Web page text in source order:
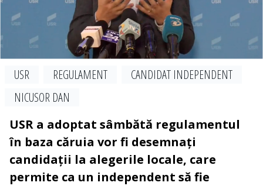
USR REGULAMENT
CANDIDAT INDEPENDENT
NICUSOR DAN
USR a adoptat sâmbătă regulamentul
în baza căruia vor fi desemnați
candidații la alegerile locale, care
permite ca un independent să fie